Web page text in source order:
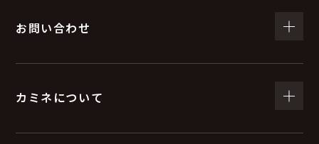
託を行います。
報の一部をご提供いただけない場合は、お問い合わせ内
お問い合わせ
カミネについて